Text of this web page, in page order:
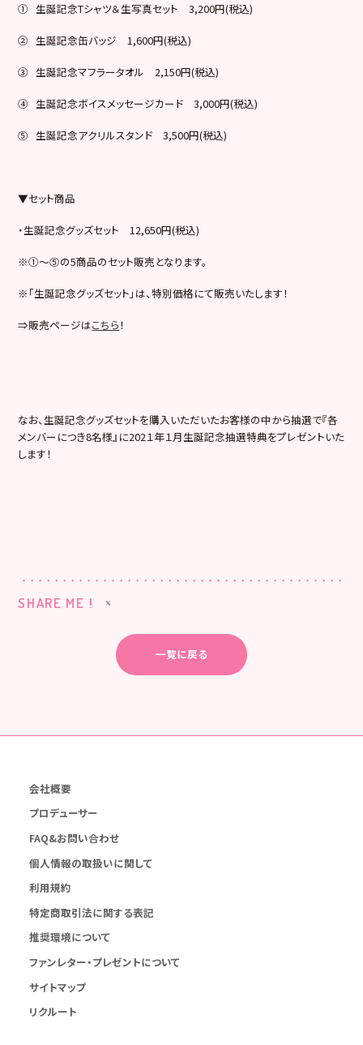
① 生誕記念Tシャツ＆生写真セット 3,200円(税込)
② 生誕記念缶バッジ 1,600円(税込)
③ 生誕記念マフラータオル 2,150円(税込)
④ 生誕記念ボイスメッセージカード 3,000円(税込)
⑤ 生誕記念アクリルスタンド 3,500円(税込)
▼セット商品
・生誕記念グッズセット 12,650円(税込)
※①～⑤の5商品のセット販売となります。
※「生誕記念グッズセット」は、特別価格にて販売いたします！
⇒販売ページはこちら！
なお、生誕記念グッズセットを購入いただいたお客様の中から抽選で『各
メンバーにつき8名様』に202１年１月生誕記念抽選特典をプレゼントいた
します！
SHARE ME !
一覧に戻る
会社概要
プロデューサー
FAQ&お問い合わせ
個人情報の取扱いに関して
利用規約
特定商取引法に関する表記
推奨環境について
ファンレター・プレゼントについて
サイトマップ
リクルート